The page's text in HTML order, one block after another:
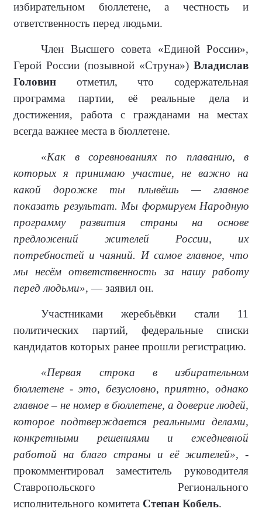
избирательном бюллетене, а честность и
ответственность перед людьми.
Член Высшего совета «Единой России»,
Герой России (позывной «Струна») Владислав
Головин отметил, что содержательная
программа партии, её реальные дела и
достижения, работа с гражданами на местах
всегда важнее места в бюллетене.
«Как в соревнованиях по плаванию, в
которых я принимаю участие, не важно на
какой дорожке ты плывёшь — главное
показать результат. Мы формируем Народную
программу развития страны на основе
предложений жителей России, их
потребностей и чаяний. И самое главное, что
мы несём ответственность за нашу работу
перед людьми», — заявил он.
Участниками жеребьёвки стали 11
политических партий, федеральные списки
кандидатов которых ранее прошли регистрацию.
«Первая строка в избирательном
бюллетене - это, безусловно, приятно, однако
главное – не номер в бюллетене, а доверие людей,
которое подтверждается реальными делами,
конкретными решениями и ежедневной
работой на благо страны и её жителей», -
прокомментировал заместитель руководителя
Ставропольского Регионального
исполнительного комитета Степан Кобель.